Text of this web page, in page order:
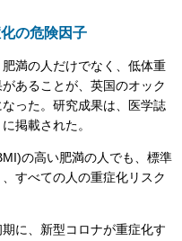
の危険因子
満の人だけでなく、低体重
あることが、英国のオック
った。研究成果は、医学誌
掲載された。
の高い肥満の人でも、標準
すべての人の重症化リスク
に、新型コロナが重症化す